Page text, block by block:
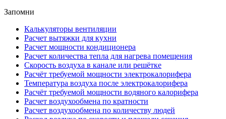
Запомни
Калькуляторы вентиляции
Расчет вытяжки для кухни
Расчет мощности кондиционера
Расчет количества тепла для нагрева помещения
Скорость воздуха в канале или решётке
Расчёт требуемой мощности электрокалорифера
Температура воздуха после электрокалорифера
Расчёт требуемой мощности водяного калорифера
Расчет воздухообмена по кратности
Расчет воздухообмена по количеству людей